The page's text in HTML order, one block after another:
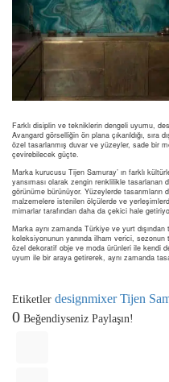
Farklı disiplin ve tekniklerin dengeli uyumu,
Avangard görselliğin ön plana çıkarıldığı, sıra
özel tasarlanmış duvar ve yüzeyler, sade bir
çevirebilecek güçte.
Marka kurucusu Tijen Samuray’ ın farklı
yansıması olarak zengin renklilikle tasarlanan
görünüme bürünüyor. Yüzeylerde
malzemelere istenilen ölçülerde ve
mimarlar tarafından daha da çekici hale
Marka aynı zamanda Türkiye ve yurt
koleksiyonunun yanında ilham verici, sezonun
özel dekoratif obje ve moda ürünleri ile kendi
uyum ile bir araya getirerek, aynı zamanda
Etiketler designmixer Tijen
0 Beğendiyseniz Paylaşın!